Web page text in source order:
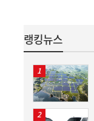
랭킹뉴스